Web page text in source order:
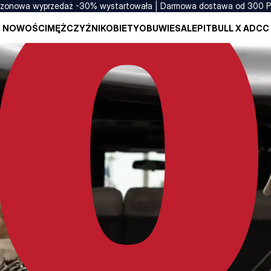
wyprzedaż -30% wystartowała | Darmowa dostawa od 300
NOWOŚCIMĘŻCZYŹNIKOBIETYOBUWIESALEPITBULL X ADCC